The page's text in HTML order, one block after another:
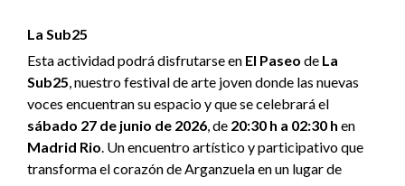
La Sub25
Esta actividad podrá disfrutarse en El Paseo de La
Sub25 , nuestro festival de arte joven donde las nuevas
voces encuentran su espacio y que se celebrará el
sábado 27 de junio de 2026 , de 20:30 h a 02:30 h en
Madrid Rio . Un encuentro artístico y participativo que
transforma el corazón de Arganzuela en un lugar de